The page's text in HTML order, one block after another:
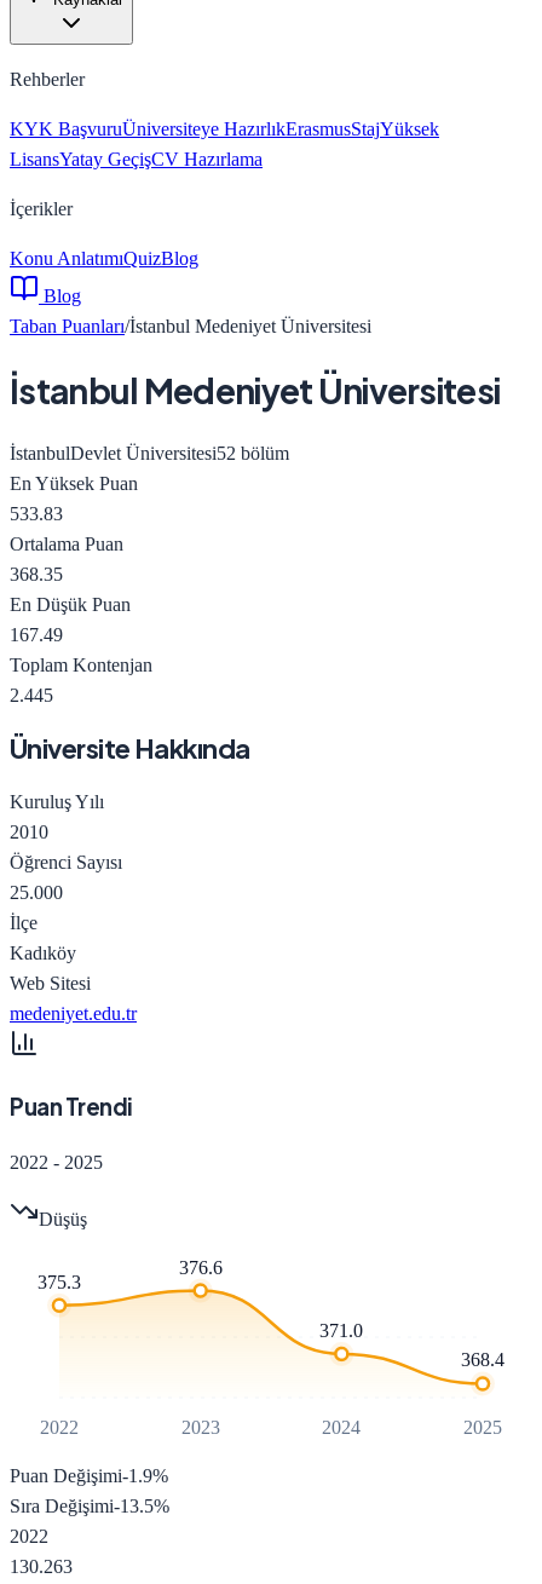
Rehberler
KYK BaşvuruÜniversiteye HazırlıkErasmusStajYüksek
LisansYatay GeçişCV Hazırlama
İçerikler
Konu AnlatımıQuizBlog
Blog
Taban Puanları/İstanbul Medeniyet Üniversitesi
İstanbul Medeniyet Üniversitesi
İstanbulDevlet Üniversitesi52 bölüm
En Yüksek Puan
533.83
Ortalama Puan
368.35
En Düşük Puan
167.49
Toplam Kontenjan
2.445
Üniversite Hakkında
Kuruluş Yılı
2010
Öğrenci Sayısı
25.000
İlçe
Kadıköy
Web Sitesi
medeniyet.edu.tr
Puan Trendi
2022 - 2025
Düşüş
375.3
2022
376.6
2023
371.0
2024
368.4
2025
Puan Değişimi-1.9%
Sıra Değişimi-13.5%
2022
130.263